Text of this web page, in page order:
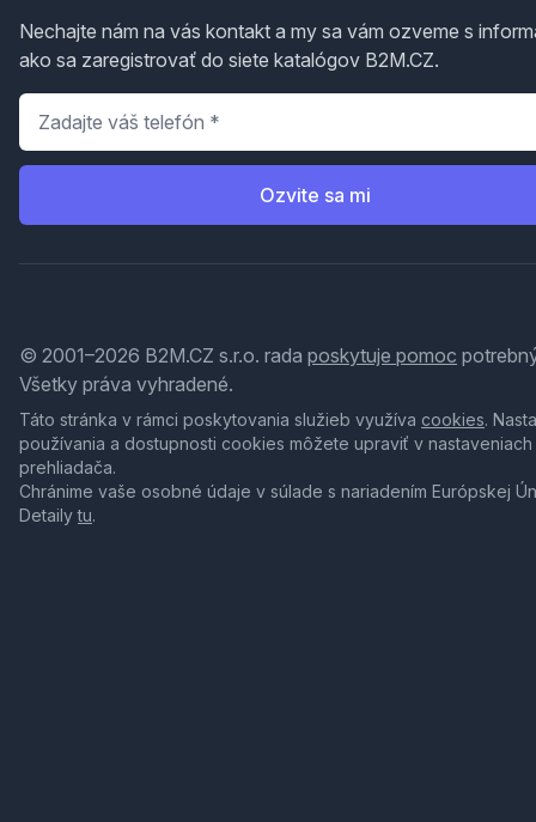
Nechajte nám na vás kontakt a my sa vám ozveme s
ako sa zaregistrovať do siete katalógov B2M.CZ.
Telefón
Ozvite sa mi
© 2001–2026 B2M.CZ s.r.o. rada poskytuje pomoc
Všetky práva vyhradené.
Táto stránka v rámci poskytovania služieb využíva cookies.
používania a dostupnosti cookies môžete upraviť v nastaveniach
prehliadača.
Chránime vaše osobné údaje v súlade s nariadením Európskej
Detailytu.